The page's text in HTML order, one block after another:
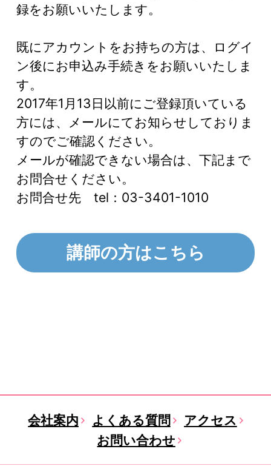
録をお願いいたします。
既にアカウントをお持ちの方は、ログイ
ン後にお申込み手続きをお願いいたしま
す。
2017年1月13日以前にご登録頂いている
方には、メールにてお知らせしておりま
すのでご確認ください。
メールが確認できない場合は、下記まで
お問合せください。
お問合せ先 tel：03-3401-1010
講師の方はこちら
会社案内 よくある質問
アクセス
お問い合わせ